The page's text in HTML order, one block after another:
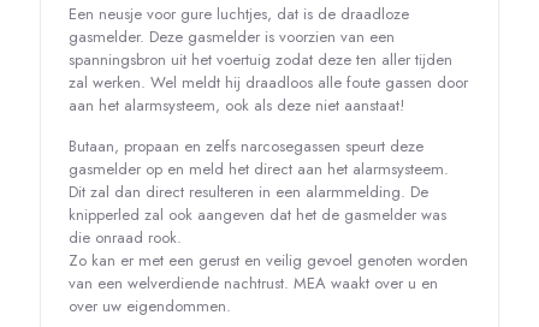
Een neusje voor gure luchtjes, dat is de draadloze
gasmelder. Deze gasmelder is voorzien van een
spanningsbron uit het voertuig zodat deze ten aller tijden
zal werken. Wel meldt hij draadloos alle foute gassen door
aan het alarmsysteem, ook als deze niet aanstaat!
Butaan, propaan en zelfs narcosegassen speurt deze
gasmelder op en meld het direct aan het alarmsysteem.
Dit zal dan direct resulteren in een alarmmelding. De
knipperled zal ook aangeven dat het de gasmelder was
die onraad rook.
Zo kan er met een gerust en veilig gevoel genoten worden
van een welverdiende nachtrust. MEA waakt over u en
over uw eigendommen.